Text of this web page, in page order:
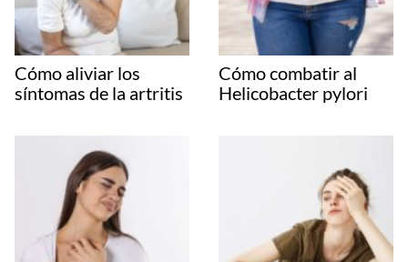
Cómo aliviar los
síntomas de la artritis
Cómo combatir al
Helicobacter pylori